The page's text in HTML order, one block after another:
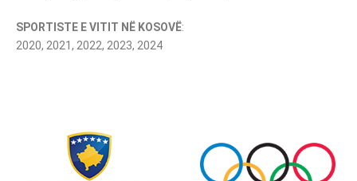
SPORTISTE E VITIT NË KOSOVË:
2020, 2021, 2022, 2023, 2024